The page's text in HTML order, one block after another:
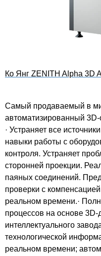
Ко Янг ​​ZENITH Alpha 3D
Самый продаваемый в
автоматизированный 3D-
· Устраняет все
навыки работы с
контроля. Устраняет
сторонней проекции.
паяных соединений.
проверки с
реальном времени.·
процессов на основе
интеллектуального
технологической
реальном времени;